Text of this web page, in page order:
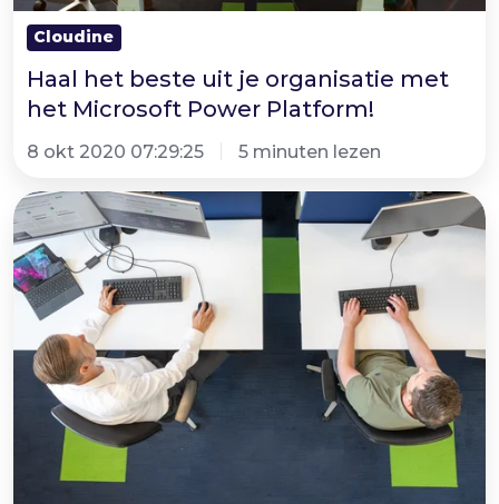
Platform!
Cloudine
Haal het beste uit je organisatie met
het Microsoft Power Platform!
8 okt 2020 07:29:25 5 minuten lezen
Succesvol
sturen
met
duidelijke
rapportages,
lees
belangrijkste
voordelen